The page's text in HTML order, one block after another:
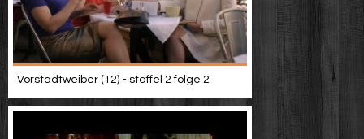
Vorstadtweiber (12) - staffel 2 folge 2